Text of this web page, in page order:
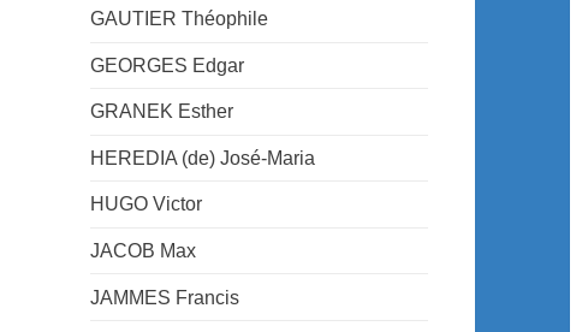
GAUTIER Théophile
GEORGES Edgar
GRANEK Esther
HEREDIA (de) José-Maria
HUGO Victor
JACOB Max
JAMMES Francis